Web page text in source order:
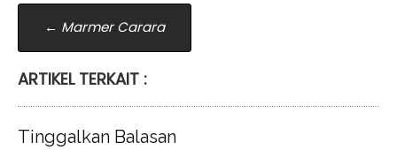
Post
navigation
← Marmer Carara
ARTIKEL TERKAIT :
Tinggalkan Balasan